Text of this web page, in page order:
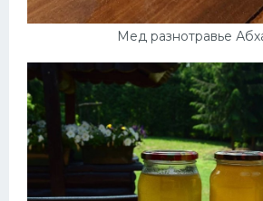
Мед разнотравье